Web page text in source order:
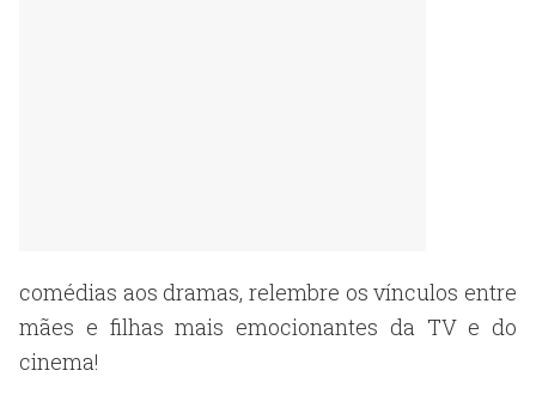
comédias aos dramas, relembre os vínculos entre
mães e filhas mais emocionantes da TV e do
cinema!